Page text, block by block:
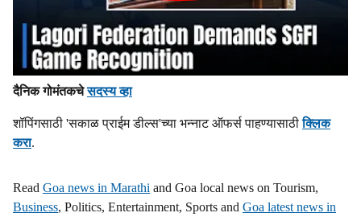
दैनिक गोमंतकचेसदस्य व्हा
शॉपिंगसाठी 'सकाळ प्राईम डील्स'च्या भन्नाट ऑफर्स पाहण्यासाठीक्लिक
करा.
Read Goa news in Marathi and Goa local news on Tourism,
Business, Politics, Entertainment, Sports and Goa latest news in